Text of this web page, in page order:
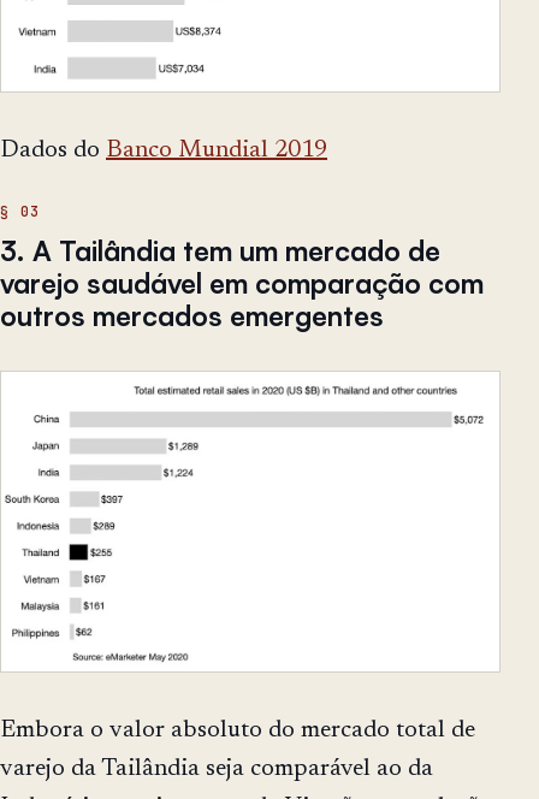
Dados do Banco Mundial 2019
3. A Tailândia tem um mercado de
varejo saudável em comparação com
outros mercados emergentes
Embora o valor absoluto do mercado total de
varejo da Tailândia seja comparável ao da